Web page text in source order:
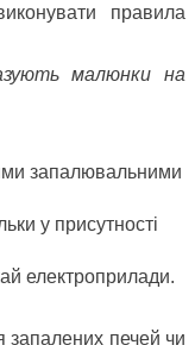
правила
малюнки на
запалювальними
у присутності
електроприлади.
запалених печей чи